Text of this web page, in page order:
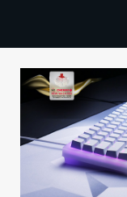
TECHBBS
TIETOA
HINTA.FI
KAUPPA
VAIHDA TEEMA